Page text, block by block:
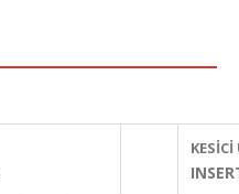
KESİCİ